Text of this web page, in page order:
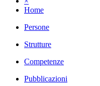
Home
Persone
Strutture
Competenze
Pubblicazioni